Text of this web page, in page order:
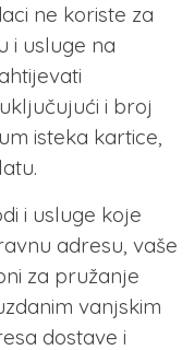
ne koriste za
i usluge na
i broj
isteka kartice,
i usluge koje
adresu, vaše
za pružanje
vanjskim
dostave i